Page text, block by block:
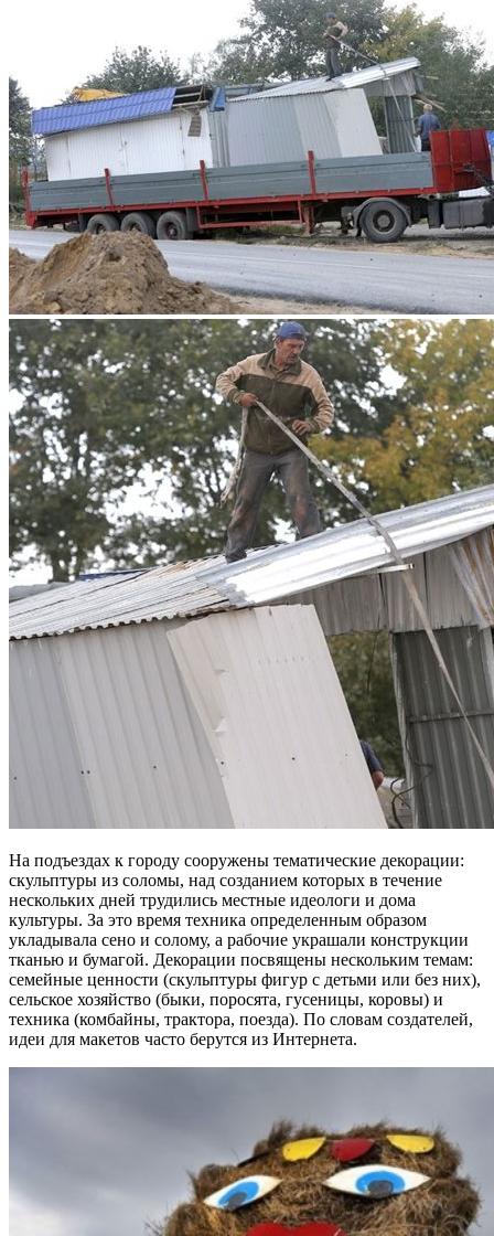
На подъездах к городу сооружены тематические декорации:
скульптуры из соломы, над созданием которых в течение
нескольких дней трудились местные идеологи и дома
культуры. За это время техника определенным образом
укладывала сено и солому, а рабочие украшали конструкции
тканью и бумагой. Декорации посвящены нескольким темам:
семейные ценности (скульптуры фигур с детьми или без них),
сельское хозяйство (быки, поросята, гусеницы, коровы) и
техника (комбайны, трактора, поезда). По словам создателей,
идеи для макетов часто берутся из Интернета.